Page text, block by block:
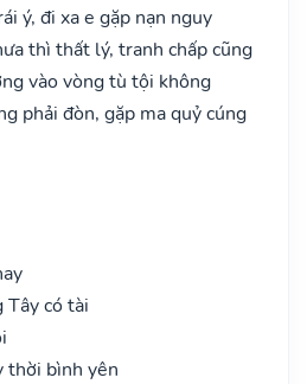
ý, đi xa e gặp nạn nguy
thì thất lý, tranh chấp cũng
vào vòng tù tội không
phải đòn, gặp ma quỷ cúng
Tây có tài
thời bình yên